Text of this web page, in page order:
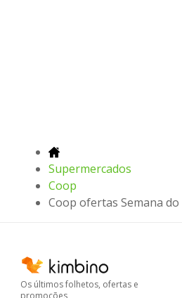
Supermercados
Coop
Coop ofertas Semana do
Os últimos folhetos, ofertas e
promoções